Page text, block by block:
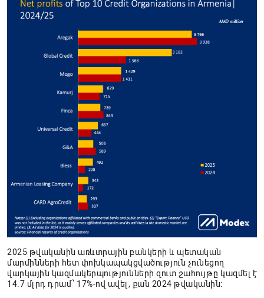
2025 թվականին առևտրային բանկերի և պետական
մարմինների հետ փոխկապակցվածություն չունեցող
վարկային կազմակերպությունների զուտ շահույթը կազմել է
14.7 մլրդ դրամ՝ 17%-ով ավել, քան 2024 թվականին: